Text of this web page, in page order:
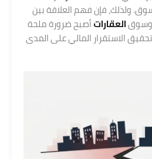
ولذلك، فإن فهم العلاقة بين
وسوقالعقاراتأصبح ضرورة ملحة
الاستقرار المالي على المدى